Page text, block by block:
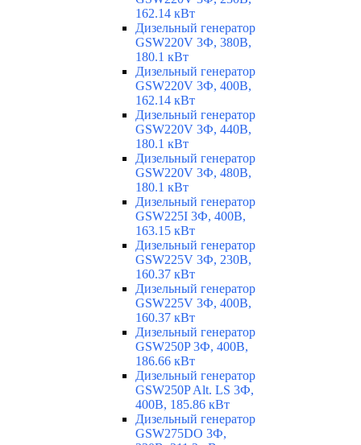
162.14 кВт
Дизельный генератор
GSW220V 3Ф, 380В,
180.1 кВт
Дизельный генератор
GSW220V 3Ф, 400В,
162.14 кВт
Дизельный генератор
GSW220V 3Ф, 440В,
180.1 кВт
Дизельный генератор
GSW220V 3Ф, 480В,
180.1 кВт
Дизельный генератор
GSW225I 3Ф, 400В,
163.15 кВт
Дизельный генератор
GSW225V 3Ф, 230В,
160.37 кВт
Дизельный генератор
GSW225V 3Ф, 400В,
160.37 кВт
Дизельный генератор
GSW250P 3Ф, 400В,
186.66 кВт
Дизельный генератор
GSW250P Alt. LS 3Ф,
400В, 185.86 кВт
Дизельный генератор
GSW275DO 3Ф,